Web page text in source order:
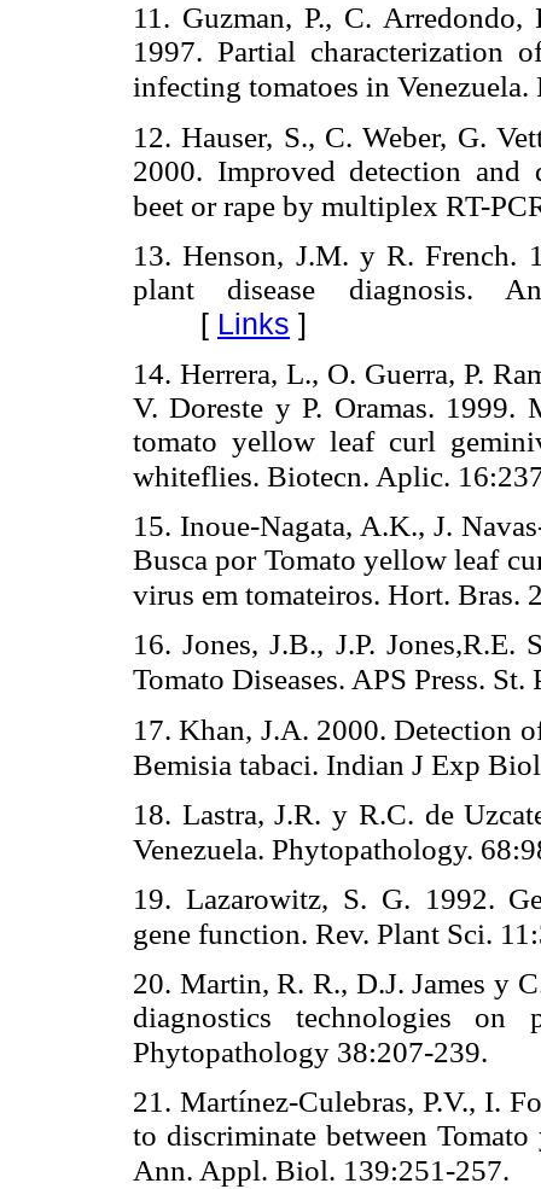
11. Guzman, P., C.
1997. Partial characterization
infecting tomatoes in
12. Hauser, S., C. Weber, G.
2000. Improved detection
beet or rape by multiplex RT-
13. Henson, J.M. y R. French.
plant disease diagnosis.
[ Links ]
14. Herrera, L., O. Guerra, P.
V. Doreste y P. Oramas. 1999.
tomato yellow leaf curl
whiteflies. Biotecn. Aplic.
15. Inoue-Nagata, A.K., J.
Busca por Tomato yellow leaf
virus em tomateiros. Hort. Bras.
16. Jones, J.B., J.P.
Tomato Diseases. APS Press.
17. Khan, J.A. 2000. Detection
Bemisia tabaci. Indian J Exp
18. Lastra, J.R. y R.C. de
Venezuela. Phytopathology.
19. Lazarowitz, S. G. 1992.
gene function. Rev. Plant Sci.
20. Martin, R. R., D.J. James y
diagnostics technologies on
Phytopathology 38:207-239.
21. Martínez-Culebras, P.V., I.
to discriminate between
Ann. Appl. Biol. 139:251-257.